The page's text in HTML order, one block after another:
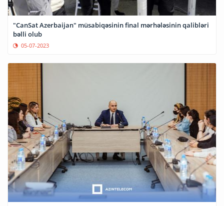
"CanSat Azerbaijan" müsabiqəsinin final mərhələsinin qalibləri
bəlli olub
05-07-2023